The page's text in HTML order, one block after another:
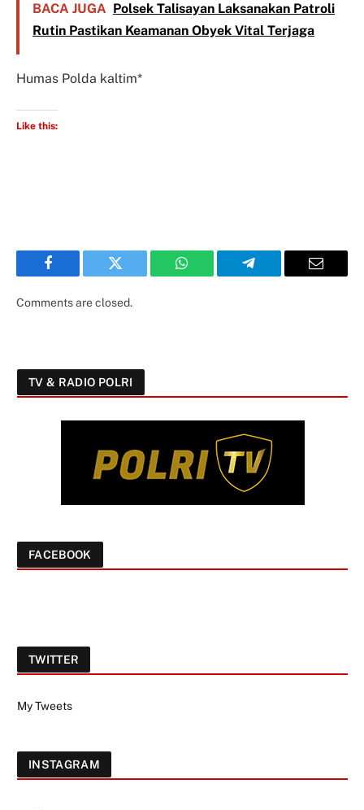
BACA JUGA Polsek Talisayan Laksanakan Patroli
Rutin Pastikan Keamanan Obyek Vital Terjaga
Humas Polda kaltim*
Like this:
Facebook Twitter WhatsApp Telegram Email
Comments are closed.
TV & RADIO POLRI
FACEBOOK
TWITTER
My Tweets
INSTAGRAM